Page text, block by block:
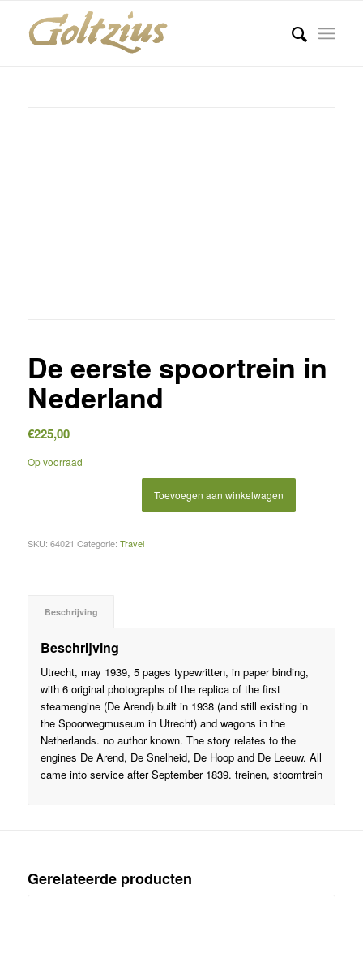
De eerste spoortrein in
Nederland
€225,00
Op voorraad
Toevoegen aan winkelwagen
SKU: 64021 Categorie: Travel
Beschrijving
Beschrijving
Utrecht, may 1939, 5 pages typewritten, in paper binding,
with 6 original photographs of the replica of the first
steamengine (De Arend) built in 1938 (and still existing in
the Spoorwegmuseum in Utrecht) and wagons in the
Netherlands. no author known. The story relates to the
engines De Arend, De Snelheid, De Hoop and De Leeuw. All
came into service after September 1839. treinen, stoomtrein
Gerelateerde producten